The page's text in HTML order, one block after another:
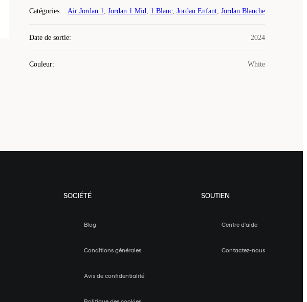
Catégories: Air Jordan 1, Jordan 1 Mid, 1 Blanc, Jordan Enfant, Jordan Blanche
Date de sortie: 2024
Couleur: White
SOCIÉTÉ
Blog
Conditions générales
Avis de confidentialité
SOUTIEN
Centre d'aide
Contactez-nous